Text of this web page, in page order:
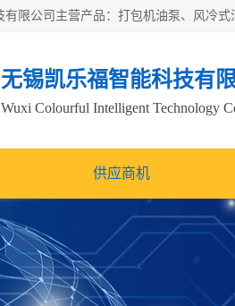
无锡凯乐福智能科技有
Wuxi Colourful Intelligent Technology
供应商机